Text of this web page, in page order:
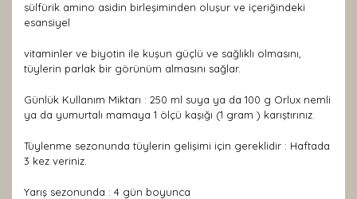
sülfürik amino asidin birleşiminden oluşur ve içeriğindeki
esansiyel
vitaminler ve biyotin ile kuşun güçlü ve sağlıklı olmasını,
tüylerin parlak bir görünüm almasını sağlar.
Günlük Kullanım Miktarı : 250 ml suya ya da 100 g Orlux nemli
ya da yumurtalı mamaya 1 ölçü kaşığı (1 gram ) karıştırınız.
Tüylenme sezonunda tüylerin gelişimi için gereklidir : Haftada
3 kez veriniz.
Yarış sezonunda : 4 gün boyunca